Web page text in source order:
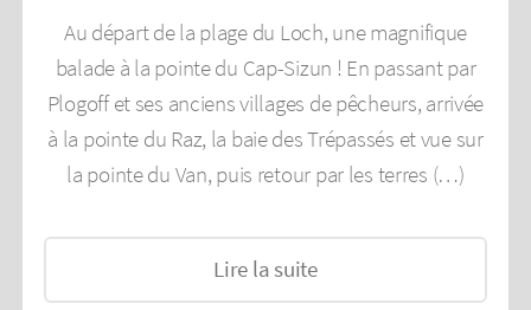
Au départ de la plage du Loch, une magnifique
balade à la pointe du Cap-Sizun ! En passant par
Plogoff et ses anciens villages de pêcheurs, arrivée
à la pointe du Raz, la baie des Trépassés et vue sur
la pointe du Van, puis retour par les terres (…)
Lire la suite